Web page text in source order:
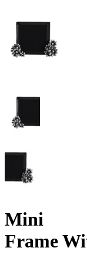
Mini
Frame